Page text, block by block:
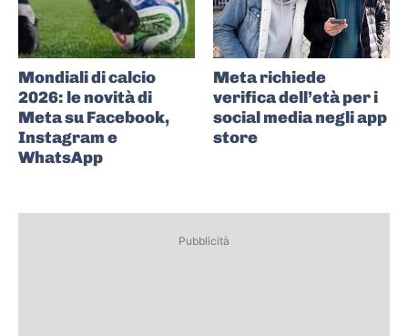
Mondiali di calcio
2026: le novità di
Meta su Facebook,
Instagram e
WhatsApp
Meta richiede
verifica dell’età per i
social media negli app
store
Pubblicità